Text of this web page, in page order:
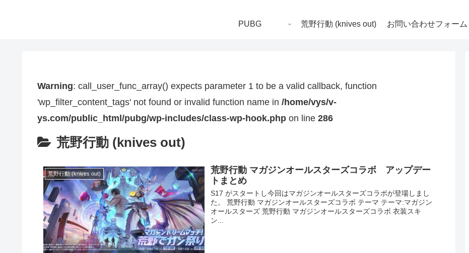
PUBG 荒野行動 (knives out) お問い合わせフォーム
Warning: call_user_func_array() expects parameter 1 to be a valid callback, function
'wp_filter_content_tags' not found or invalid function name in /home/vys/v-
ys.com/public_html/pubg/wp-includes/class-wp-hook.php on line 286
荒野行動 (knives out)
荒野行動 (knives out)
荒野行動 マガジンオールスターズコラボ アップデー
トまとめ
S17 がスタートし今回はマガジンオールスターズコラボが登場しまし
た。 荒野行動 マガジンオールスターズコラボ テーマ テーマ:マガジン
オールスターズ 荒野行動 マガジンオールスターズコラボ 衣装スキ
ン...